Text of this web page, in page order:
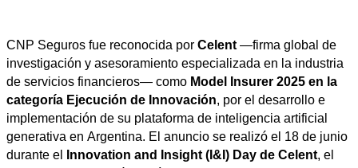
CNP Seguros fue reconocida por Celent —firma global de
investigación y asesoramiento especializada en la industria
de servicios financieros— como Model Insurer 2025 en la
categoría Ejecución de Innovación, por el desarrollo e
implementación de su plataforma de inteligencia artificial
generativa en Argentina. El anuncio se realizó el 18 de junio
durante el
Innovation and Insight (I&I) Day de Celent, el